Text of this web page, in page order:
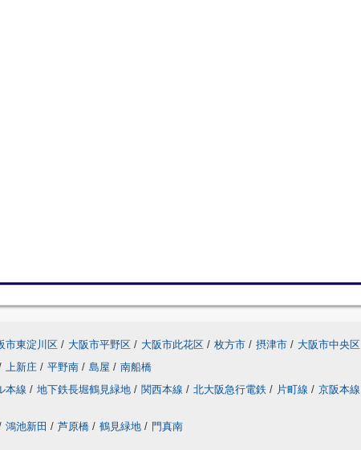
市東淀川区 / 大阪市平野区 / 大阪市此花区 / 枚方市 / 摂津市 / 大阪市中央区
上新庄 / 平野南 / 島屋 / 南船橋
本線 / 地下鉄長堀鶴見緑地 / 関西本線 / 北大阪急行電鉄 / 片町線 / 京阪本線
鴻池新田 / 芦原橋 / 鶴見緑地 / 門真南